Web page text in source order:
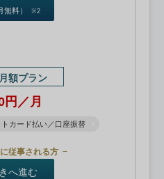
無料） ※2
額プラン
円／月
トカード払い／口座振替
従事される方
へ進む